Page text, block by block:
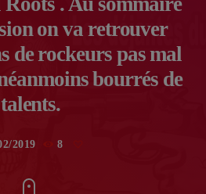
on va retrouver
de rockeurs pas mal
bourrés de
talents.
2019 8